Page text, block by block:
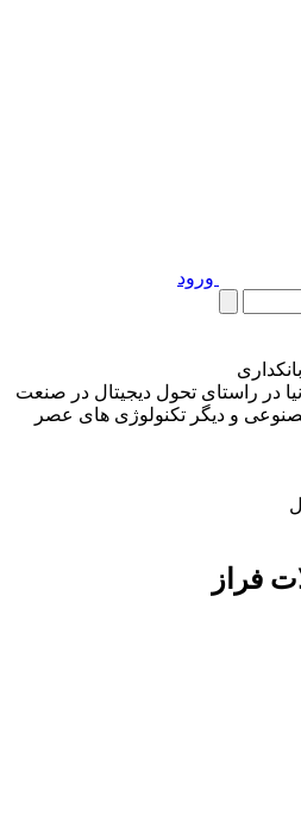
ورود
در راستای تحول دیجیتال در صنعت
و دیگر تکنولوژی های عصر
فراز